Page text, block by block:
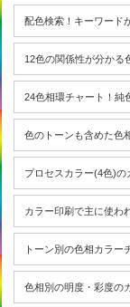
配色検索！キーワード
12色の関係性が分かる
24色相環チャート！純
色のトーンも含めた色
プロセスカラー(4色)の
カラー印刷で主に使わ
トーン別の色相カラー
色相別の明度・彩度の